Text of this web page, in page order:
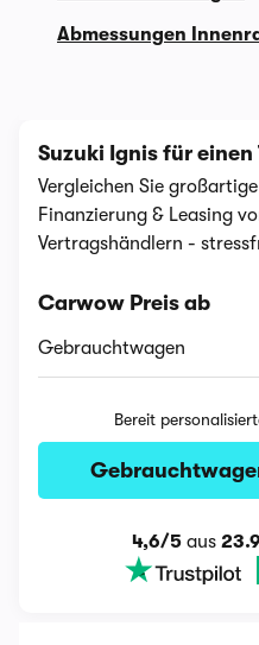
Abmessungen
Suzuki Ignis für einen
Vergleichen Sie
Finanzierung & Leasing
Vertragshändlern -
Carwow Preis ab
Gebrauchtwagen
Bereit
4,6/5 aus